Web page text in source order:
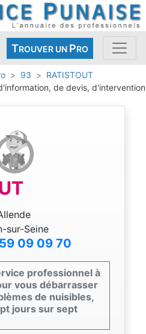
TROUVER UN PRO
93
RATISTOUT
de devis, d'intervention
sur-Seine
09 09 70
professionnel à
vous débarrasser
de nuisibles,
jours sur sept